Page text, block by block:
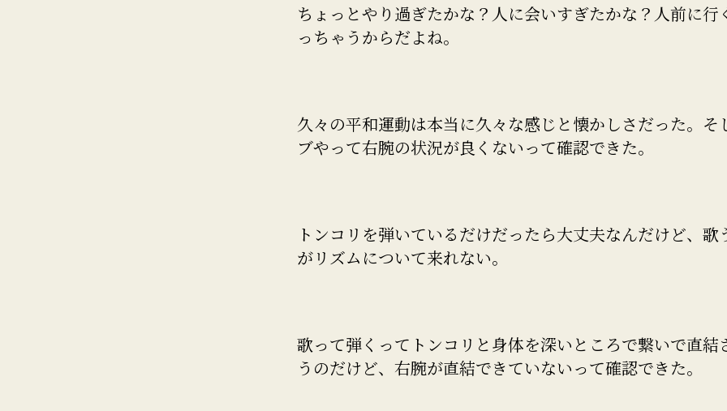
ちょっとやり過ぎたかな？人に会いすぎたかな？人前に行
っちゃうからだよね。
久々の平和運動は本当に久々な感じと懐かしさだった。そ
ブやって右腕の状況が良くないって確認できた。
トンコリを弾いているだけだったら大丈夫なんだけど、歌
がリズムについて来れない。
歌って弾くってトンコリと身体を深いところで繋いで直結
うのだけど、右腕が直結できていないって確認できた。